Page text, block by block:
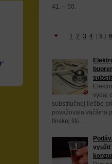
41. – 50.
1 2 3 4 [ 5 ] 6
výdaj
substitučnej liečbe
považovala väčšina
fínskej štú...
využiť